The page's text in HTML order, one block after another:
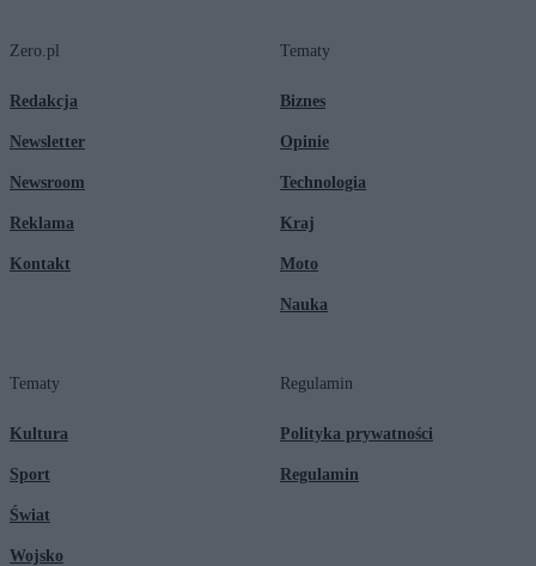
Zero.pl
Redakcja
Newsletter
Newsroom
Reklama
Kontakt
Tematy
Biznes
Opinie
Technologia
Kraj
Moto
Nauka
Tematy
Kultura
Sport
Świat
Wojsko
Regulamin
Polityka prywatności
Regulamin